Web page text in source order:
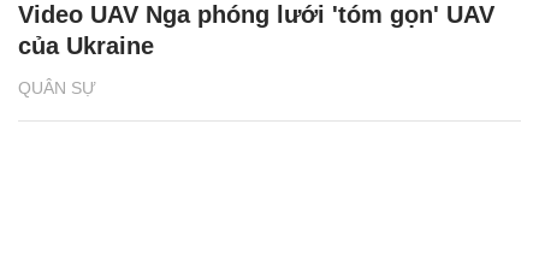
QUÂN SỰ
Video UAV Nga phóng lưới 'tóm gọn' UAV
của Ukraine